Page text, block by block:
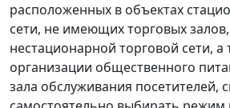
расположенных в объектах
сети, не имеющих торговых
нестационарной торговой сети, а
организации общественного
зала обслуживания посетителей,